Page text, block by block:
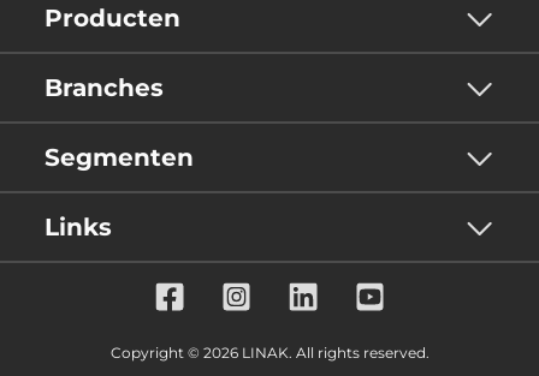
Producten
Branches
Segmenten
Links
Copyright © 2026 LINAK. All rights reserved.